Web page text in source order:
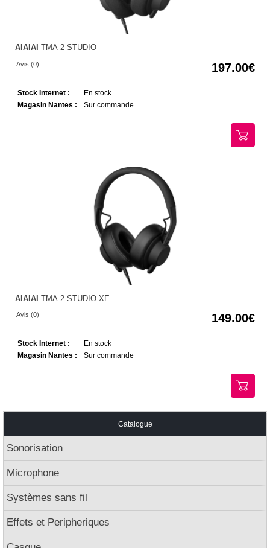
AIAIAI TMA-2 STUDIO
Avis (0) 197.00
Stock Internet :
En stock
Magasin Nantes :
Sur commande
AIAIAI TMA-2 STUDIO XE
Avis (0) 149.00
Stock Internet :
En stock
Magasin Nantes :
Sur commande
Catalogue
Sonorisation
Microphone
Systèmes sans fil
Effets et Peripheriques